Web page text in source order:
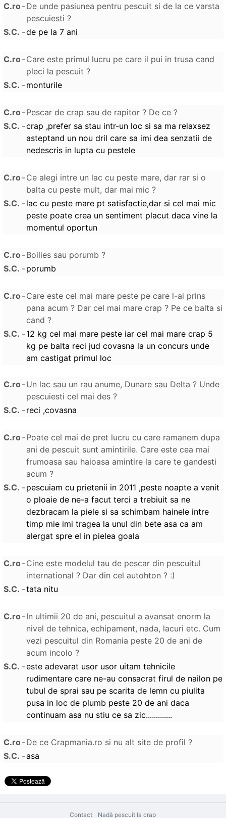
C.ro-De unde pasiunea pentru pescuit si de la ce varsta
pescuiesti ?
S.C. -de pe la 7 ani
C.ro-Care este primul lucru pe care il pui in trusa cand
pleci la pescuit ?
S.C. -monturile
C.ro-Pescar de crap sau de rapitor ? De ce ?
S.C. -crap ,prefer sa stau intr-un loc si sa ma relaxsez
asteptand un nou dril care sa imi dea senzatii de
nedescris in lupta cu pestele
C.ro-Ce alegi intre un lac cu peste mare, dar rar si o
balta cu peste mult, dar mai mic ?
S.C. -lac cu peste mare pt satisfactie,dar si cel mai mic
peste poate crea un sentiment placut daca vine la
momentul oportun
C.ro-Boilies sau porumb ?
S.C. -porumb
C.ro-Care este cel mai mare peste pe care l-ai prins
pana acum ? Dar cel mai mare crap ? Pe ce balta si
cand ?
S.C. -12 kg cel mai mare peste iar cel mai mare crap 5
kg pe balta reci jud covasna la un concurs unde
am castigat primul loc
C.ro-Un lac sau un rau anume, Dunare sau Delta ? Unde
pescuiesti cel mai des ?
S.C. -reci ,covasna
C.ro-Poate cel mai de pret lucru cu care ramanem dupa
ani de pescuit sunt amintirile. Care este cea mai
frumoasa sau haioasa amintire la care te gandesti
acum ?
S.C. -pescuiam cu prietenii in 2011 ,peste noapte a venit
o ploaie de ne-a facut terci a trebiuit sa ne
dezbracam la piele si sa schimbam hainele intre
timp mie imi tragea la unul din bete asa ca am
alergat spre el in pielea goala
C.ro-Cine este modelul tau de pescar din pescuitul
international ? Dar din cel autohton ? :)
S.C. -tata nitu
C.ro-In ultimii 20 de ani, pescuitul a avansat enorm la
nivel de tehnica, echipament, nada, lacuri etc. Cum
vezi pescuitul din Romania peste 20 de ani de
acum incolo ?
S.C. -este adevarat usor usor uitam tehnicile
rudimentare care ne-au consacrat firul de nailon pe
tubul de sprai sau pe scarita de lemn cu piulita
pusa in loc de plumb peste 20 de ani daca
continuam asa nu stiu ce sa zic.............
C.ro-De ce Crapmania.ro si nu alt site de profil ?
S.C. -asa
Contact Nadă pescuit la crap